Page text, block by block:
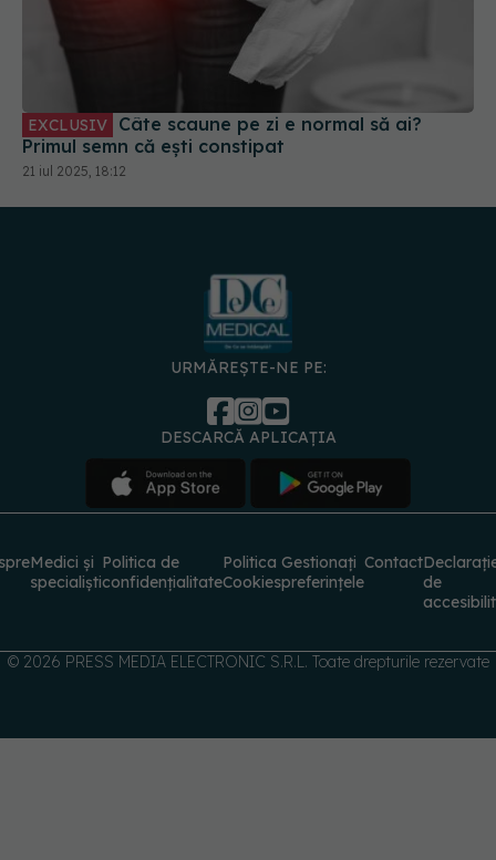
EXCLUSIV Câte scaune pe zi e normal să ai?
Primul semn că ești constipat
URMĂREȘTE-NE PE:
DESCARCĂ APLICAȚIA
specialiști confidențialitate Cookies preferințele
de
© 2026 PRESS MEDIA ELECTRONIC S.R.L. Toate drepturile rezervate